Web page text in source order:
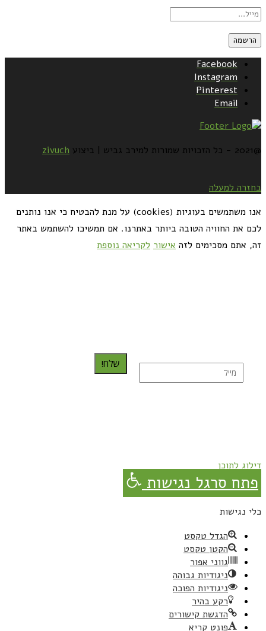
Facebook
Instagram
Pinterest
Email
@2021 - כל הזכויות שמורות למירב גביש | ביצוע zivuch
בחזרה למעלה
אנו משתמשים בעוגיות (cookies) על מנת להבטיח כי אנו נותנים
לכם את החוויה הטובה ביותר באתרנו. אם תמשיכו להשתמש באתר
זה, אתם מסכימים לזה אישור לקריאה נוספת
שלח!
דילוג לתוכן
פתח סרגל נגישות
כלי נגישות
הגדל טקסט
הקטן טקסט
גווני אפור
ניגודיות גבוהה
ניגודיות הפוכה
רקע בהיר
הדגשת קישורים
פונט קריא